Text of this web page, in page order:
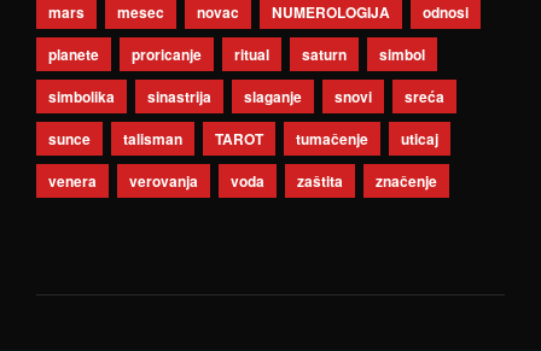
mars
mesec novac NUMEROLOGIJA
odnosi
planete
proricanje ritual saturn
simbol
simbolika
sinastrija slaganje snovi
sreća
sunce
talisman TAROT tumačenje
uticaj
venera
verovanja voda zaštita značenje